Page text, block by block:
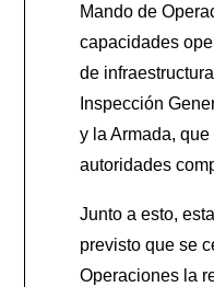
Mando de
capacidades
de
Inspección
y la Armada,
autoridades
Junto a esto,
previsto que se
Operaciones la